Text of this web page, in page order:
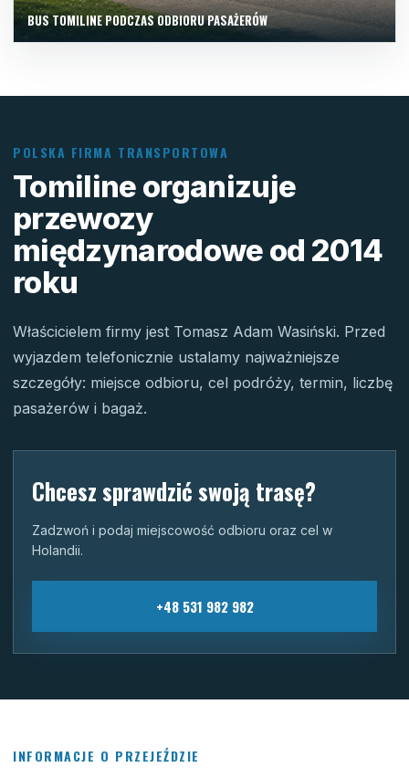
BUS TOMILINE PODCZAS ODBIORU PASAŻERÓW
POLSKA FIRMA TRANSPORTOWA
Tomiline organizuje
przewozy
międzynarodowe od 2014
roku
Właścicielem firmy jest Tomasz Adam Wasiński. Przed
wyjazdem telefonicznie ustalamy najważniejsze
szczegóły: miejsce odbioru, cel podróży, termin, liczbę
pasażerów i bagaż.
Chcesz sprawdzić swoją trasę?
Zadzwoń i podaj miejscowość odbioru oraz cel w
Holandii.
+48 531 982 982
INFORMACJE O PRZEJEŹDZIE